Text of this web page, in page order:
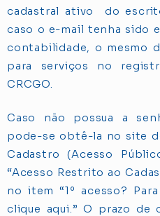
cadastral ativo do
caso o e-mail tenha sido
contabilidade, o mesmo
para serviços no
CRCGO.
Caso não possua a
pode-se obtê-la no site
Cadastro (Acesso
“Acesso Restrito ao
no item “1º acesso?
clique aqui.” O prazo de